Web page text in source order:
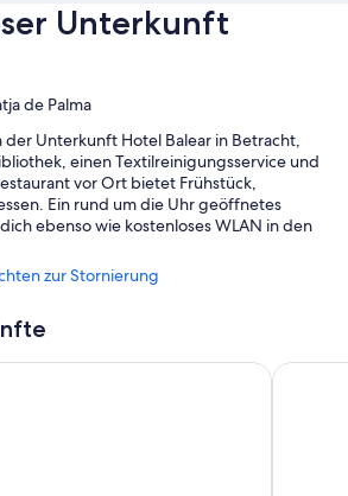
Unterkunft
de Palma
Unterkunft Hotel Balear in Betracht,
einen Textilreinigungsservice und
vor Ort bietet Frühstück,
Ein rund um die Uhr geöffnetes
ebenso wie kostenloses WLAN in den
ein Safe an der Rezeption und kostenlose
ein Verkaufsautomat und ein Billard- oder
zur Stornierung